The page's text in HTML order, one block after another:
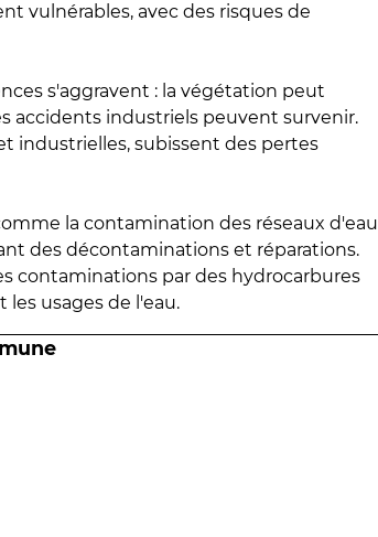
vulnérables, avec des risques de
s'aggravent : la végétation peut
accidents industriels peuvent survenir.
industrielles, subissent des pertes
la contamination des réseaux d'eau
des décontaminations et réparations.
contaminations par des hydrocarbures
les usages de l'eau.